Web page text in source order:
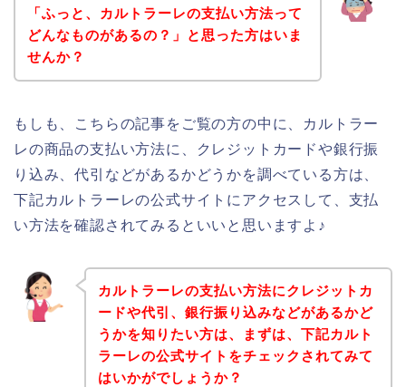
「ふっと、カルトラーレの支払い方法って
どんなものがあるの？」と思った方はいま
せんか？
もしも、こちらの記事をご覧の方の中に、カルトラー
レの商品の支払い方法に、クレジットカードや銀行振
り込み、代引などがあるかどうかを調べている方は、
下記カルトラーレの公式サイトにアクセスして、支払
い方法を確認されてみるといいと思いますよ♪
カルトラーレの支払い方法にクレジットカ
ードや代引、銀行振り込みなどがあるかど
うかを知りたい方は、まずは、下記カルト
ラーレの公式サイトをチェックされてみて
はいかがでしょうか？